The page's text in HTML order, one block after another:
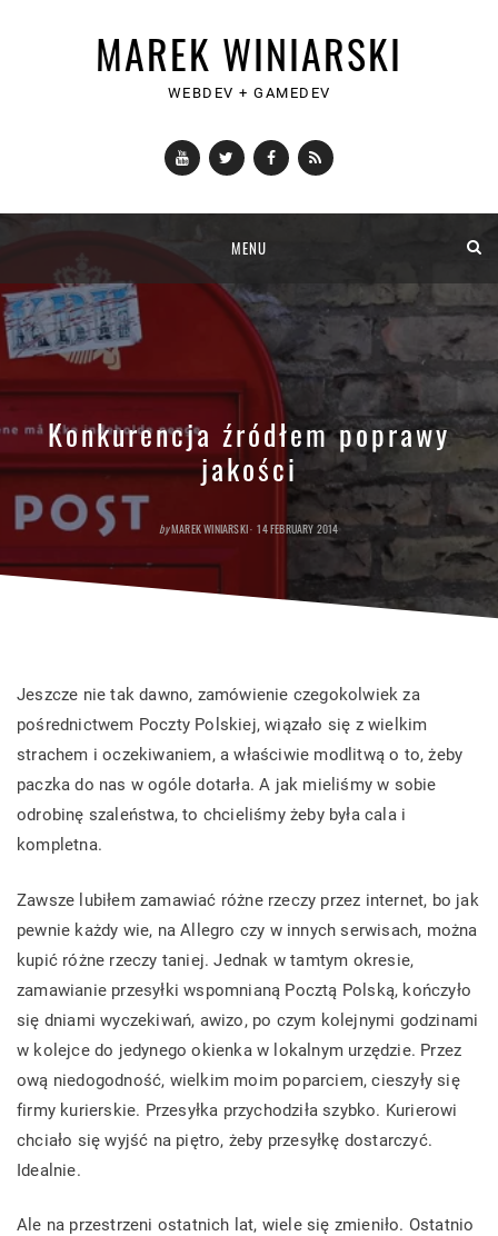
MAREK WINIARSKI
WEBDEV + GAMEDEV
YouTubeTwitterFacebook
RSS
content
MENU
Konkurencja źródłem poprawy
jakości
byMAREK WINIARSKI POSTED
14 FEBRUARY 2014
Jeszcze nie tak dawno, zamówienie czegokolwiek za
pośrednictwem Poczty Polskiej, wiązało się z wielkim
strachem i oczekiwaniem, a właściwie modlitwą o to, żeby
paczka do nas w ogóle dotarła. A jak mieliśmy w sobie
odrobinę szaleństwa, to chcieliśmy żeby była cala i
kompletna.
Zawsze lubiłem zamawiać różne rzeczy przez internet, bo jak
pewnie każdy wie, na Allegro czy w innych serwisach, można
kupić różne rzeczy taniej. Jednak w tamtym okresie,
zamawianie przesyłki wspomnianą Pocztą Polską, kończyło
się dniami wyczekiwań, awizo, po czym kolejnymi godzinami
w kolejce do jedynego okienka w lokalnym urzędzie. Przez
ową niedogodność, wielkim moim poparciem, cieszyły się
firmy kurierskie. Przesyłka przychodziła szybko. Kurierowi
chciało się wyjść na piętro, żeby przesyłkę dostarczyć.
Idealnie.
Ale na przestrzeni ostatnich lat, wiele się zmieniło. Ostatnio